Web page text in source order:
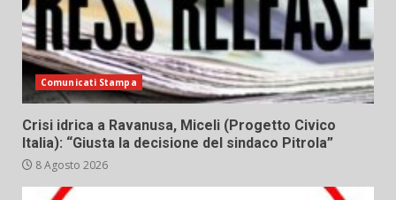
Comunicati Stampa
Crisi idrica a Ravanusa, Miceli (Progetto Civico
Italia): “Giusta la decisione del sindaco Pitrola”
8 Agosto 2026